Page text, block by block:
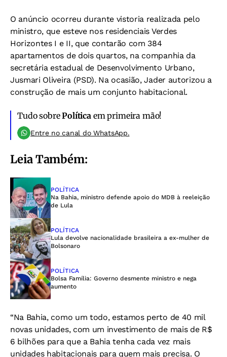
O anúncio ocorreu durante vistoria realizada pelo
ministro, que esteve nos residenciais Verdes
Horizontes I e II, que contarão com 384
apartamentos de dois quartos, na companhia da
secretária estadual de Desenvolvimento Urbano,
Jusmari Oliveira (PSD). Na ocasião, Jader autorizou a
construção de mais um conjunto habitacional.
Tudo sobrePolítica em primeira mão!
Entre no canal do WhatsApp.
Leia Também:
POLÍTICA
Na Bahia, ministro defende apoio do MDB à reeleição
de Lula
POLÍTICA
Lula devolve nacionalidade brasileira a ex-mulher de
Bolsonaro
POLÍTICA
Bolsa Família: Governo desmente ministro e nega
aumento
“Na Bahia, como um todo, estamos perto de 40 mil
novas unidades, com um investimento de mais de R$
6 bilhões para que a Bahia tenha cada vez mais
unidades habitacionais para quem mais precisa. O